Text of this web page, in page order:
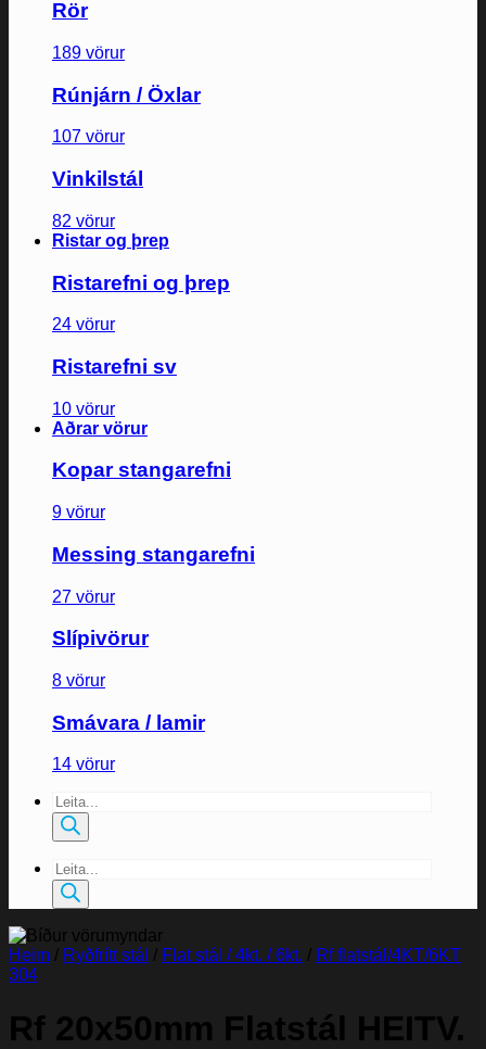
Rör
189 vörur
Rúnjárn / Öxlar
107 vörur
Vinkilstál
82 vörur
Ristar og þrep
Ristarefni og þrep
24 vörur
Ristarefni sv
10 vörur
Aðrar vörur
Kopar stangarefni
9 vörur
Messing stangarefni
27 vörur
Slípivörur
8 vörur
Smávara / lamir
14 vörur
Products
search
Products
search
Heim / Ryðfrítt stál / Flat stál / 4kt. / 6kt. / Rf flatstál/4KT/6KT
304
Rf 20x50mm Flatstál HEITV.